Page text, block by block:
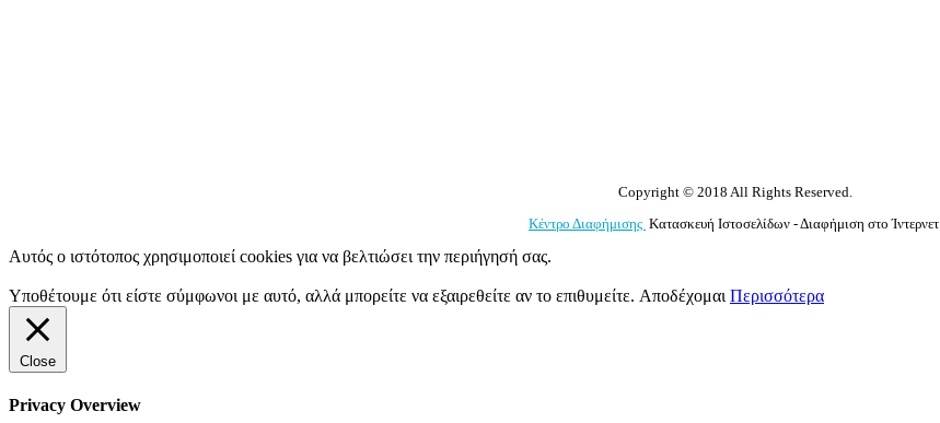
Copyright © 2018 All Rights Reserved.
Κέντρο Διαφήμισης Κατασκευή Ιστοσελίδων - Διαφήμιση στο Ίντερνετ.
Αυτός ο ιστότοπος χρησιμοποιεί cookies για να βελτιώσει την περιήγησή σας.
Υποθέτουμε ότι είστε σύμφωνοι με αυτό, αλλά μπορείτε να εξαιρεθείτε αν το επιθυμείτε. Αποδέχομαι Περισσότερα
Close
Privacy Overview